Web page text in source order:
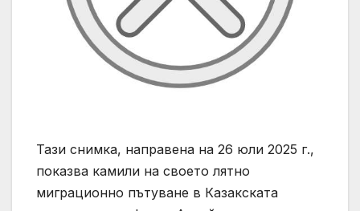
Тази снимка, направена на 26 юли 2025 г.,
показва камили на своето лятно
миграционно пътуване в Казакската